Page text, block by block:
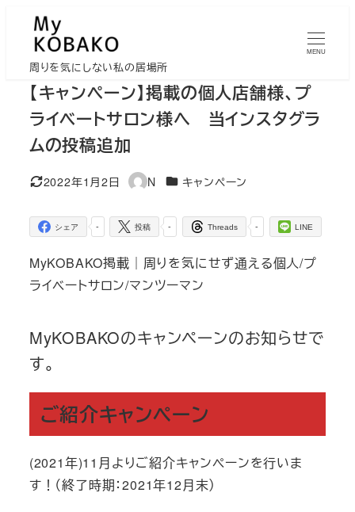
周りを気にしない私の居場所
MENU
【キャンペーン】掲載の個人店舗様、プ
ライベートサロン様へ 当インスタグラ
ムの投稿追加
更新日
2022年1月2日
著
N カテゴリー
キャンペーン
-
シェア -
投稿 -
Threads LINE
MyKOBAKO掲載｜周りを気にせず通える個人/プ
ライベートサロン/マンツーマン
MyKOBAKOのキャンペーンのお知らせで
す。
ご紹介キャンペーン
(2021年)11月よりご紹介キャンペーンを行いま
す！（終了時期：2021年12月末）